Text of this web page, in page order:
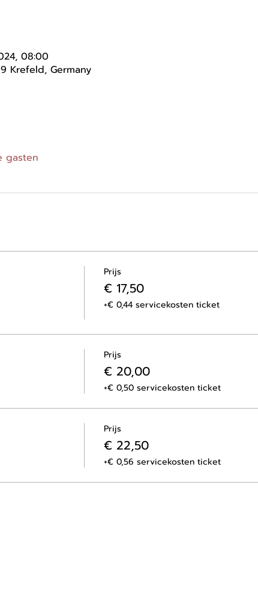
08:00
Krefeld, Germany
gasten
Prijs
€ 17,50
+€ 0,44 servicekosten ticket
Prijs
€ 20,00
+€ 0,50 servicekosten ticket
Prijs
€ 22,50
+€ 0,56 servicekosten ticket